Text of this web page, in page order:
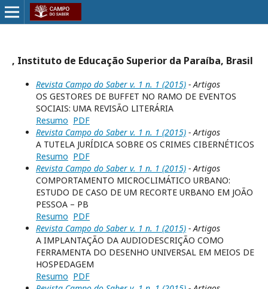
, Instituto de Educação Superior da Paraíba, Brasil
Revista Campo do Saber v. 1 n. 1 (2015) - Artigos
OS GESTORES DE BUFFET NO RAMO DE EVENTOS
SOCIAIS: UMA REVISÃO LITERÁRIA
Resumo PDF
Revista Campo do Saber v. 1 n. 1 (2015) - Artigos
A TUTELA JURÍDICA SOBRE OS CRIMES CIBERNÉTICOS
Resumo PDF
Revista Campo do Saber v. 1 n. 1 (2015) - Artigos
COMPORTAMENTO MICROCLIMÁTICO URBANO:
ESTUDO DE CASO DE UM RECORTE URBANO EM JOÃO
PESSOA – PB
Resumo PDF
Revista Campo do Saber v. 1 n. 1 (2015) - Artigos
A IMPLANTAÇÃO DA AUDIODESCRIÇÃO COMO
FERRAMENTA DO DESENHO UNIVERSAL EM MEIOS DE
HOSPEDAGEM
Resumo PDF